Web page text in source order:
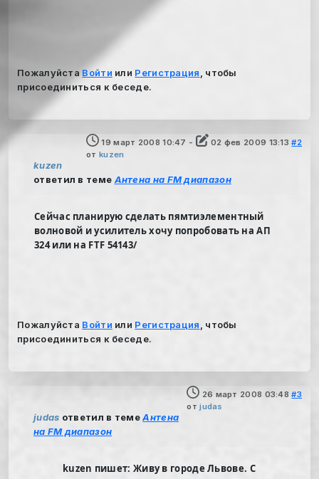
Пожалуйста Войти или Регистрация
, чтобы
присоединиться к беседе.
19 март 2008 10:47 - 02 фев 2009 13:13 #2
от kuzen
kuzen
ответил в теме Антена на FM диапазон
Сейчас планирую сделать пямтиэлементный
волновой и усилитель хочу попробовать на АП
324 или на FTF 54143/
Пожалуйста Войти или Регистрация
, чтобы
присоединиться к беседе.
26 март 2008 03:48 #3
отjudas
judas ответил в темеАнтена
на FM диапазон
kuzen пишет: Живу в городе Львове. С